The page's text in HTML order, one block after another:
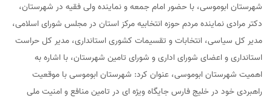
شهرستان ابوموسی، با حضور امام جمعه و نماینده ولی فقیه در شهرستان،
دکتر مرادی نماینده مردم حوزه انتخابیه مرکز استان در مجلس شورای اسلامی،
مدیر کل سیاسی، انتخابات و تقسیمات کشوری استانداری، مدیر کل حراست
استانداری و اعضای شورای اداری و شورای تامین شهرستان، با اشاره به
اهمیت شهرستان ابوموسی، عنوان کرد: شهرستان ابوموسی با موقعیت
راهبردی خود در خلیج فارس جایگاه ویژه ای در تامین منافع و امنیت ملی